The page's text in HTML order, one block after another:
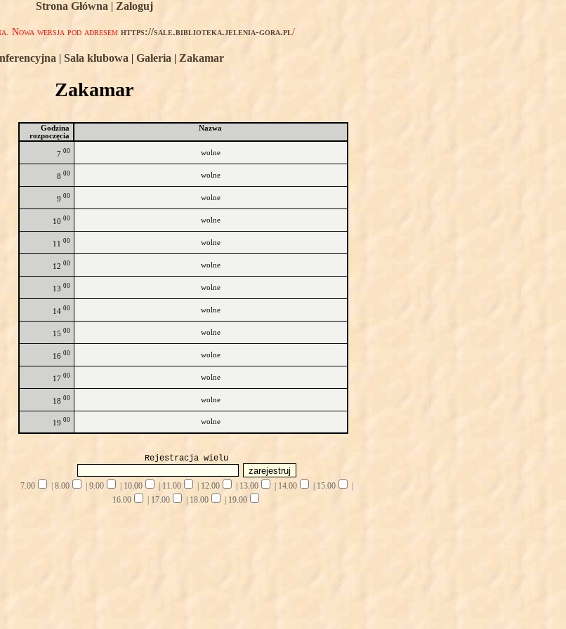
Strona Główna | Zaloguj
Nowa wersja pod adresem https://sale.biblioteka.jelenia-gora.pl/
| Sala klubowa | Galeria | Zakamar
Zakamar
Godzina
rozpoczęcia
Nazwa
7 00 wolne
8 00 wolne
9 00 wolne
10 00 wolne
11 00 wolne
12 00 wolne
13 00 wolne
14 00 wolne
15 00 wolne
16 00 wolne
17 00 wolne
18 00 wolne
19 00 wolne
Rejestracja wielu
7.00 8.00 9.00 10.00 11.00 12.00 13.00 14.00 15.00
16.00
17.00 18.00 19.00